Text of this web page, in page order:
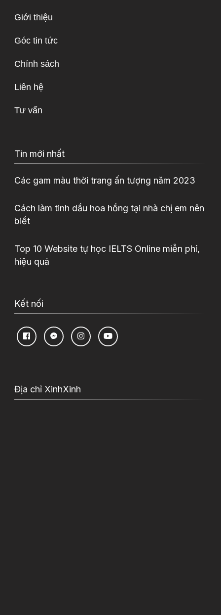
Giới thiệu
Góc tin tức
Chính sách
Liên hệ
Tư vấn
Tin mới nhất
Các gam màu thời trang ấn tượng năm 2023
Cách làm tinh dầu hoa hồng tại nhà chị em nên
biết
Top 10 Website tự học IELTS Online miễn phí,
hiệu quả
Kết nối
Địa chỉ XinhXinh